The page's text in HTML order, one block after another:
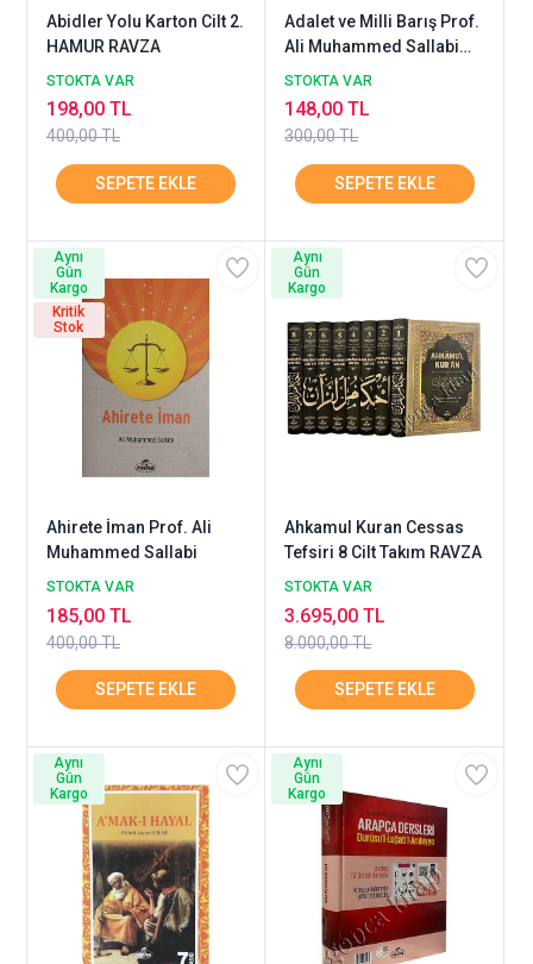
Abidler Yolu Karton Cilt 2.
HAMUR RAVZA
STOKTA VAR
400,00 TL
198,00 TL
Adalet ve Milli Barış Prof.
Ali Muhammed Sallabi
Ravza
STOKTA VAR
300,00 TL
148,00 TL
Ahirete İman Prof. Ali
Muhammed Sallabi
STOKTA VAR
400,00 TL
185,00 TL
Aynı
Gün
Kargo
Kritik
Stok
Ahkamul Kuran Cessas
Tefsiri 8 Cilt Takım RAVZA
STOKTA VAR
8.000,00 TL
3.695,00 TL
Aynı
Gün
Kargo
Aynı
Gün
Kargo
Aynı
Gün
Kargo